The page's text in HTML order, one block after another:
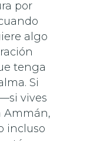
por
algo
tenga
Si
vives
Ammán,
incluso